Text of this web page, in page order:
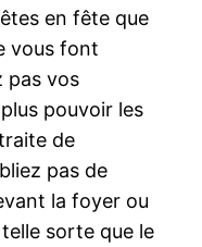
en fête que
vous font
pas vos
pouvoir les
de
pas de
la foyer ou
sorte que le